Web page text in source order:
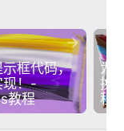
框代码，
现！-
教程

为
换
程